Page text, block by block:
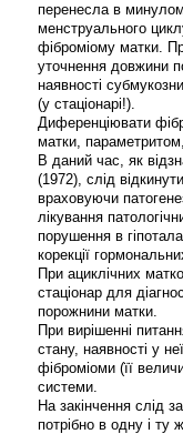
перенесла в
менструального
фіброміому матки.
уточнення довжини
наявності
(у стаціонарі!).
Диференціювати
матки, параметритом,
В даний час, як
(1972), слід
враховуючи
лікування
порушення в
корекції
При ациклічних
стаціонар для
порожнини матки.
При вирішенні
стану, наявності у
фіброміоми (її
системи.
На закінчення слід
потрібно в одну і ту